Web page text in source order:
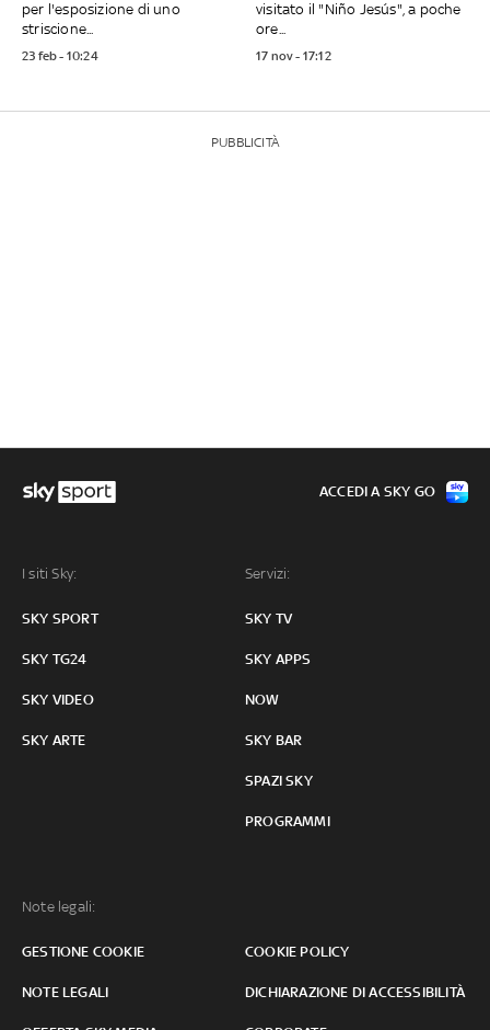
per l'esposizione di uno
striscione...
23 feb - 10:24
visitato il "Niño Jesús", a poche
ore...
17 nov - 17:12
PUBBLICITÀ
I siti Sky:
SKY SPORT
SKY TG24
SKY VIDEO
SKY ARTE
Servizi:
SKY TV
SKY APPS
NOW
SKY BAR
SPAZI SKY
PROGRAMMI
Note legali:
GESTIONE COOKIE COOKIE POLICY
NOTE LEGALI DICHIARAZIONE DI ACCESSIBILITÀ
ACCEDI A SKY GO